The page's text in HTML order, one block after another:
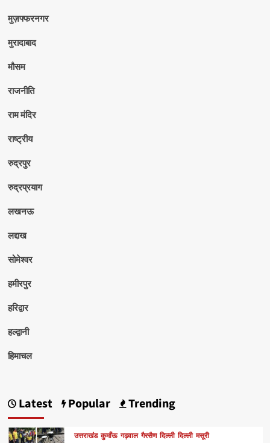
मुज़फ्फरनगर
मुरादाबाद
मौसम
राजनीति
राम मंदिर
राष्ट्रीय
रुद्रपुर
रुद्रप्रयाग
लखनऊ
लद्दाख
सोमेश्वर
हमीरपुर
हरिद्वार
हल्द्वानी
हिमाचल
Latest Popular Trending
उत्तराखंड कुमाँऊ गढ़वाल गैरसैण दिल्ली दिल्ली मसूरी